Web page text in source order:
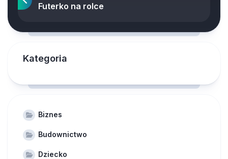
Futerko na rolce
Kategoria
Biznes
Budownictwo
Dziecko